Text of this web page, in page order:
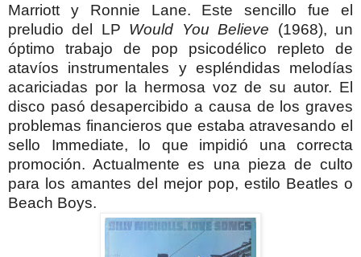
Marriott y Ronnie Lane. Este sencillo fue el
preludio del LP Would You Believe (1968), un
óptimo trabajo de pop psicodélico repleto de
atavíos instrumentales y espléndidas melodías
acariciadas por la hermosa voz de su autor. El
disco pasó desapercibido a causa de los graves
problemas financieros que estaba atravesando el
sello Immediate, lo que impidió una correcta
promoción. Actualmente es una pieza de culto
para los amantes del mejor pop, estilo Beatles o
Beach Boys.